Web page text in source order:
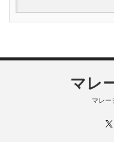
マレ
マレー
RSS